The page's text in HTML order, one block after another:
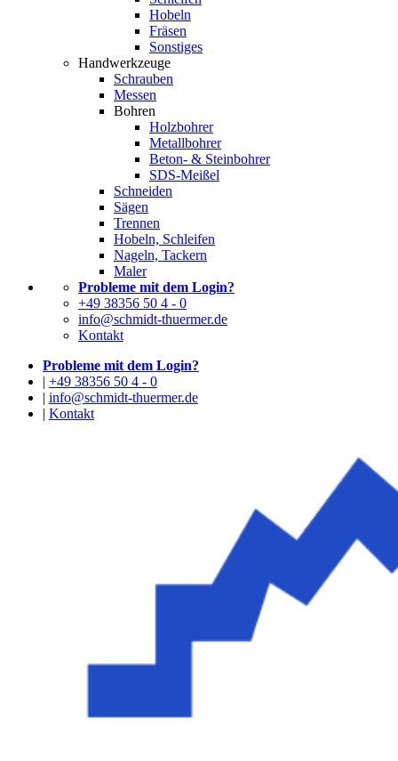
Hobeln
Fräsen
Sonstiges
Handwerkzeuge
Schrauben
Messen
Bohren
Holzbohrer
Metallbohrer
Beton- & Steinbohrer
SDS-Meißel
Schneiden
Sägen
Trennen
Hobeln, Schleifen
Nageln, Tackern
Maler
Probleme mit dem Login?
+49 38356 50 4 - 0
info@schmidt-thuermer.de
Kontakt
Probleme mit dem Login?
| +49 38356 50 4 - 0
| info@schmidt-thuermer.de
| Kontakt